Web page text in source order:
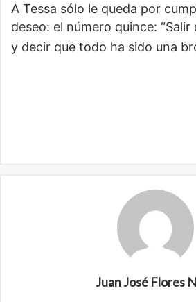
A Tessa sólo le queda por
deseo: el número quince:
y decir que todo ha sido una
Juan José Flores